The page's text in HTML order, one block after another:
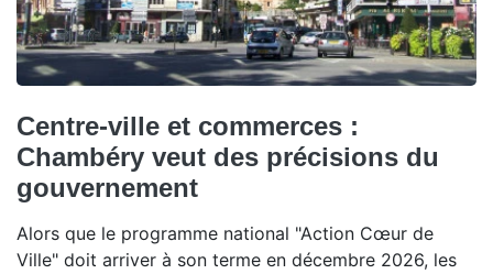
Centre-ville et commerces :
Chambéry veut des précisions du
gouvernement
Alors que le programme national "Action Cœur de
Ville" doit arriver à son terme en décembre 2026, les